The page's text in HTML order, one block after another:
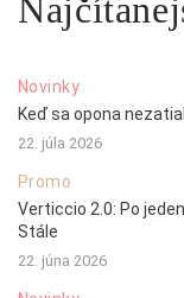
Novinky
Keď sa opona
22. júla 2026
Promo
Verticcio 2.0: Po
Stále
22. júna 2026